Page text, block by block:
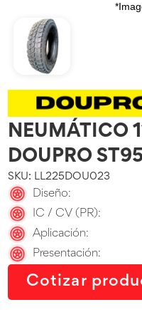
NEUMÁTICO
DOUPRO
SKU: LL225DOU023
Diseño:
IC / CV (PR):
Aplicación:
Presentación:
Cotizar